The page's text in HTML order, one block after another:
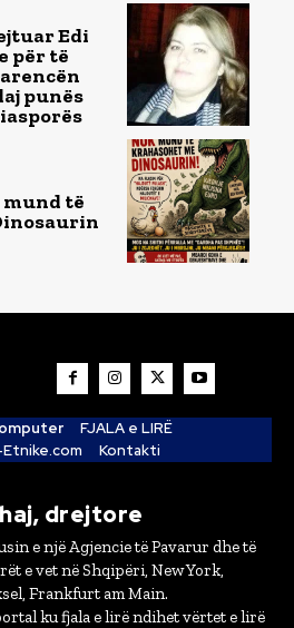
Edi
për të
punës
mund të
FJALA e LIRË
Kontakti
drejtore
e një Agjencie të Pavarur dhe të
e vet në Shqipëri, New York,
Frankfurt am Main.
ku fjala e lirë ndihet vërtet e lirë